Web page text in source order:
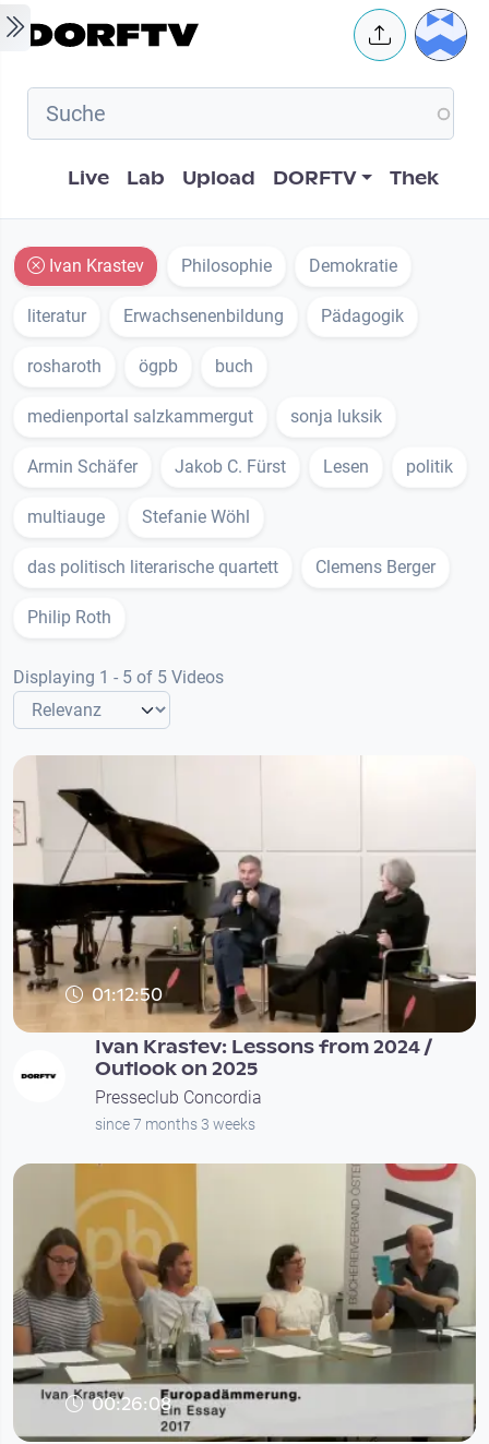
Skip to main content User
Hauptnavigation
Live Lab Upload DORFTV Thek
Ivan Krastev Philosophie Demokratie
literatur Erwachsenenbildung Pädagogik
rosharoth ögpb buch
medienportal salzkammergut sonja luksik
Armin Schäfer Jakob C. Fürst Lesen politik
multiauge Stefanie Wöhl
das politisch literarische quartett Clemens Berger
Philip Roth
Displaying 1 - 5 of 5 Videos
01:12:50
Ivan Krastev: Lessons from 2024 /
Outlook on 2025
Presseclub Concordia
since 7 months 3 weeks
00:26:08